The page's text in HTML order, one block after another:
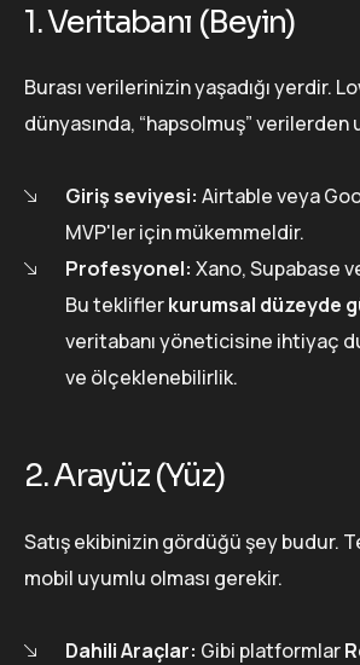
1. Veritabanı (Beyin)
Burası verilerinizin yaşadığı yerdir.
dünyasında, “hapsolmuş” verilerden
Giriş seviyesi: Airtable veya
MVP'ler için mükemmeldir.
Profesyonel: Xano, Supabase
Bu tekliflerkurumsal düzeyde
veritabanı yöneticisine ihtiyaç
ve ölçeklenebilirlik.
2. Arayüz (Yüz)
Satış ekibinizin gördüğü şey budur.
mobil uyumlu olması gerekir.
Dahili Araçlar: Gibi platformlar